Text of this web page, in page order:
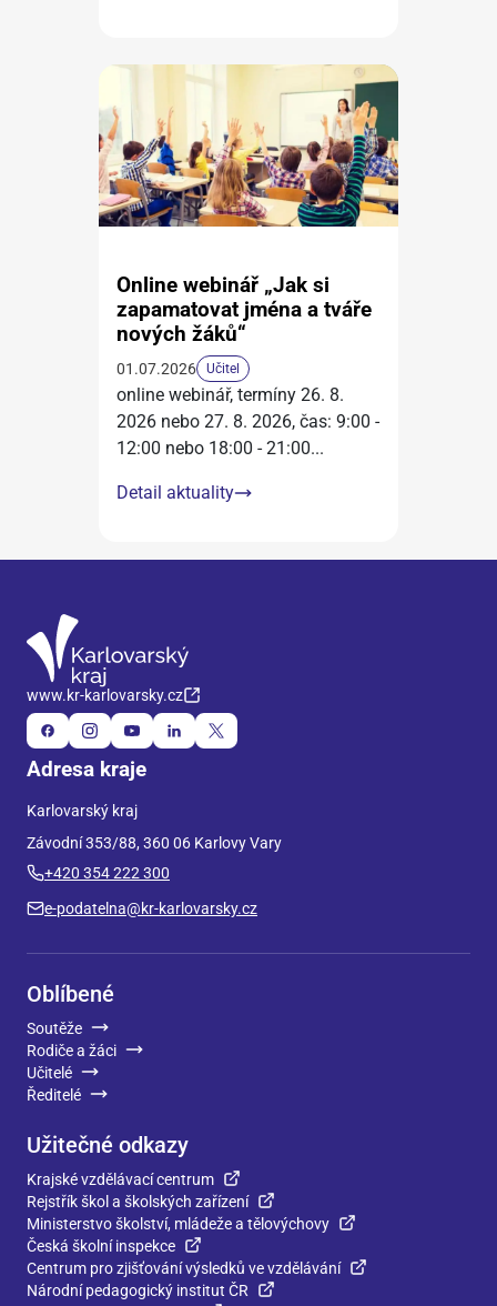
Online webinář „Jak si
zapamatovat jména a tváře
nových žáků“
01.07.2026 Učitel
online webinář, termíny 26. 8.
2026 nebo 27. 8. 2026, čas: 9:00 -
12:00 nebo 18:00 - 21:00...
Detail aktuality
www.kr-karlovarsky.cz
Adresa kraje
Karlovarský kraj
Závodní 353/88, 360 06 Karlovy Vary
+420 354 222 300
e-podatelna@kr-karlovarsky.cz
Oblíbené
Soutěže
Rodiče a žáci
Učitelé
Ředitelé
Užitečné odkazy
Krajské vzdělávací centrum
Rejstřík škol a školských zařízení
Ministerstvo školství, mládeže a tělovýchovy
Česká školní inspekce
Centrum pro zjišťování výsledků ve vzdělávání
Národní pedagogický institut ČR